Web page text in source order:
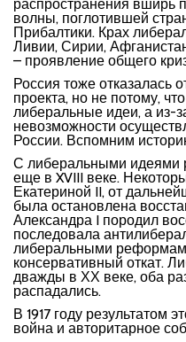
распространения вширь
волны, поглотившей
Прибалтики. Крах
Ливии, Сирии,
– проявление общего
Россия тоже отказалась
проекта, но не потому,
либеральные идеи, а из-
невозможности
России. Вспомним
С либеральными идеями
еще в XVIII веке.
Екатериной II, от
была остановлена
Александра I породил
последовала
либеральными
консервативный откат.
дважды в ХХ веке, оба
распадались.
В 1917 году результатом
война и авторитарное